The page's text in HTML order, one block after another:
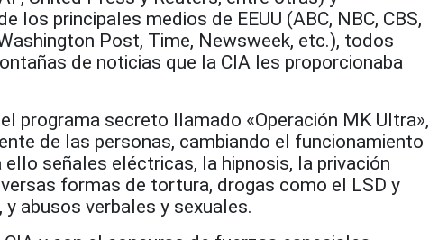
los principales medios de EEUU (ABC, NBC, CBS,
Post, Time, Newsweek, etc.), todos
de noticias que la CIA les proporcionaba
programa secreto llamado «Operación MK Ultra»,
de las personas, cambiando el funcionamiento
señales eléctricas, la hipnosis, la privación
formas de tortura, drogas como el LSD y
abusos verbales y sexuales.